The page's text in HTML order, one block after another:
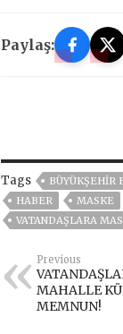
Paylaş:
Tags BÜYÜKŞEHIR
HABER
MASKE
VATANDAŞLARA
Previous
MAHALLE
MEMNUN!